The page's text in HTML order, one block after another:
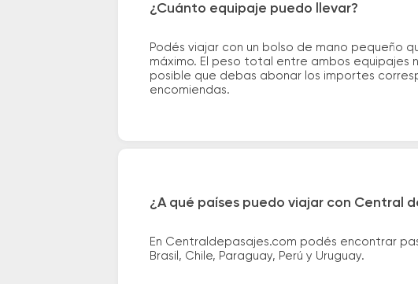
¿Cuánto equipaje puedo llevar?
Podés viajar con un bolso de mano pequeño
máximo. El peso total entre ambos equipajes
posible que debas abonar los importes
encomiendas.
¿A qué países puedo viajar con Central
En Centraldepasajes.com podés encontrar
Brasil, Chile, Paraguay, Perú y Uruguay.